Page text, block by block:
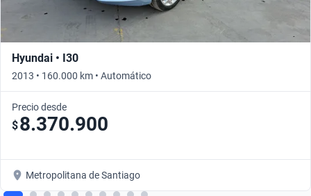
Hyundai • I30
2013 • 160.000 km • Automático
Precio desde
$8.370.900
Metropolitana de Santiago